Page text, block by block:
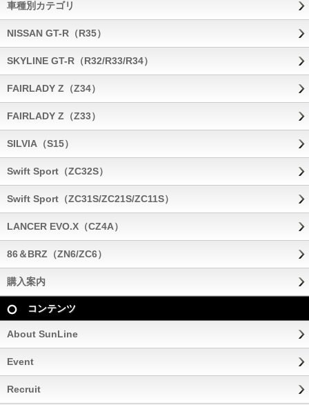
車種別カテゴリ
NISSAN GT-R（R35）
SKYLINE GT-R（R32/R33/R34）
FAIRLADY Z（Z34）
FAIRLADY Z（Z33）
SILVIA（S15）
Swift Sport（ZC32S）
Swift Sport（ZC31S/ZC21S/ZC11S）
LANCER EVO.X（CZ4A）
86＆BRZ（ZN6/ZC6）
購入案内
コンテンツ
About SunLine
Event
Recruit